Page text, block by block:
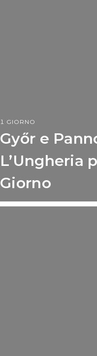
1 GIORNO
Győr e
L’Ungheria
Giorno